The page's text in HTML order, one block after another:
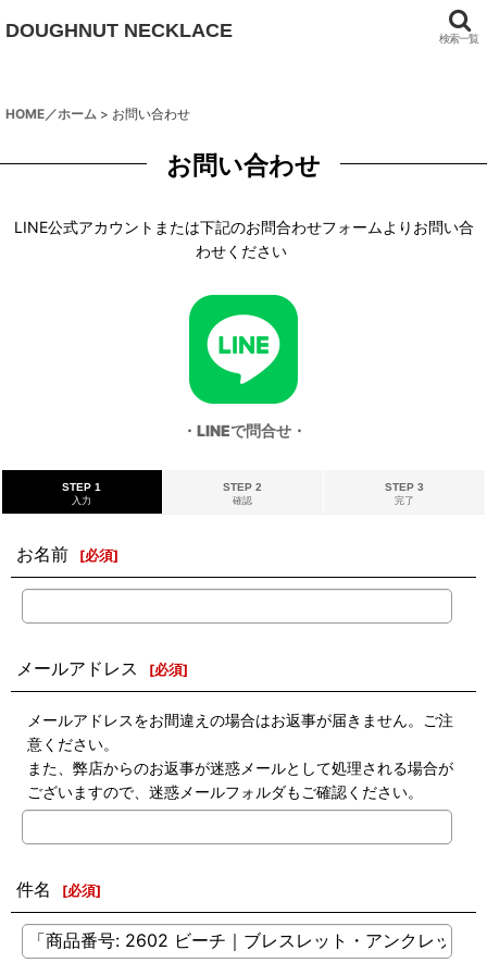
DOUGHNUT NECKLACE 検索一覧
HOME／ホーム > お問い合わせ
お問い合わせ
LINE公式アカウントまたは下記のお問合わせフォームよりお問い合
わせください
・LINEで問合せ・
STEP 1
入力
STEP 2
確認
STEP 3
完了
お名前 [必須]
メールアドレス [必須]
メールアドレスをお間違えの場合はお返事が届きません。ご注
意ください。
また、弊店からのお返事が迷惑メールとして処理される場合が
ございますので、迷惑メールフォルダもご確認ください。
件名 [必須]